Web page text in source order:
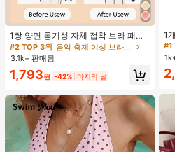
1쌍 양면 통기성 자체 접착 브라 패드,
두꺼워진 삼각형 푸쉬업 디자인, 재사
용 가능, 보이지 않는 비키니 브라 삽
입물, 수영에 적합
#2 TOP 3위
음악 축제 여성 브라 액세서리
거의 매진!
#2 TOP 3위
음악 축제 여성 브라 액세서리
거의 매진!
#2 TOP 3위
음악 축제 여성 브라 액세서리
거의 매진!
#2 TOP 3위
3.1k+ 판매됨
1,793원 -42% 마지막 날
1
보
스
#1
#1
#1